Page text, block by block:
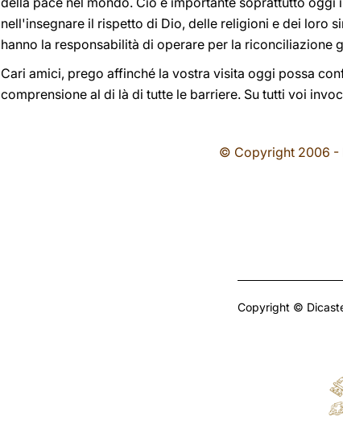
nell'insegnare il rispetto di Dio, delle religioni e dei loro
hanno la responsabilità di operare per la riconciliazione
Cari amici, prego affinché la vostra visita oggi possa
comprensione al di là di tutte le barriere. Su tutti voi
© Copyright 2006 -
Copyright ©